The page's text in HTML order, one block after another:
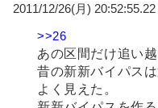
2011/12/26(月) 20:52:55.22
>>26
あの区間だけ追い
昔の新新バイパス
よく見えた。